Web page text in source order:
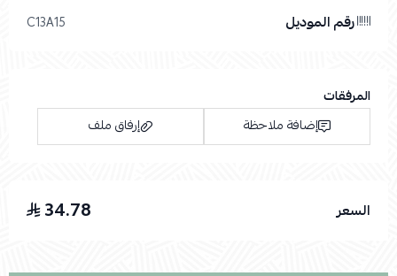
رقم الموديل C13A15
المرفقات
إضافة ملاحظة
إرفاق ملف
السعر 34.78